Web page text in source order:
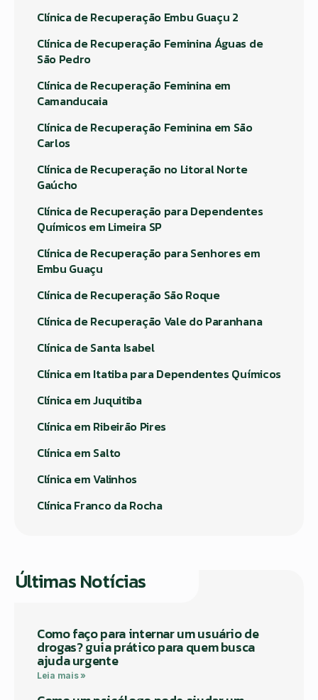
Clínica de Recuperação Embu Guaçu 2
Clínica de Recuperação Feminina Águas de
São Pedro
Clínica de Recuperação Feminina em
Camanducaia
Clínica de Recuperação Feminina em São
Carlos
Clínica de Recuperação no Litoral Norte
Gaúcho
Clínica de Recuperação para Dependentes
Químicos em Limeira SP
Clínica de Recuperação para Senhores em
Embu Guaçu
Clínica de Recuperação São Roque
Clínica de Recuperação Vale do Paranhana
Clínica de Santa Isabel
Clínica em Itatiba para Dependentes Químicos
Clínica em Juquitiba
Clínica em Ribeirão Pires
Clínica em Salto
Clínica em Valinhos
Clínica Franco da Rocha
Últimas Notícias
Como faço para internar um usuário de
drogas? guia prático para quem busca
ajuda urgente
Leia mais »